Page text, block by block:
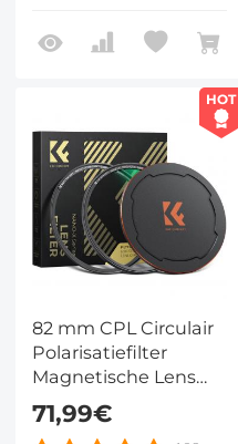
HOT
82 mm CPL Circulair
Polarisatiefilter
Magnetische Lens
Filter HD Waterdicht
Anti Kras
71,99€